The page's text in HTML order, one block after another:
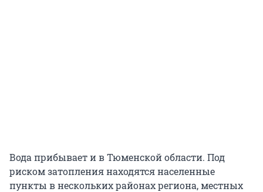
Вода прибывает и в Тюменской области. Под
риском затопления находятся населенные
пункты в нескольких районах региона, местных